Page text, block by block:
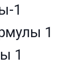
1
1
1